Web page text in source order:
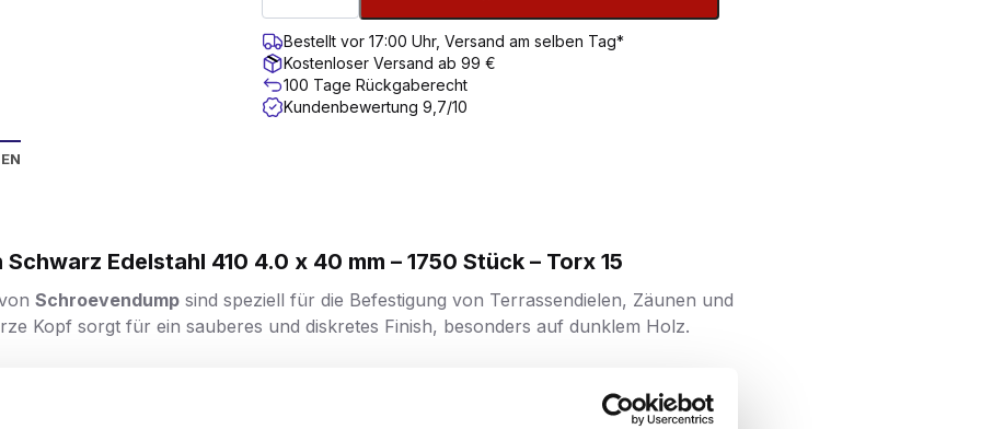
Bestellt vor 17:00 Uhr, Versand am selben Tag*
Kostenloser Versand ab 99 €
100 Tage Rückgaberecht
Kundenbewertung 9,7/10
Edelstahl 410 4.0 x 40 mm – 1750 Stück – Torx 15
Schroevendumpsind speziell für die Befestigung von Terrassendielen, Zäunen und
Kopf sorgt für ein sauberes und diskretes Finish, besonders auf dunklem Holz.